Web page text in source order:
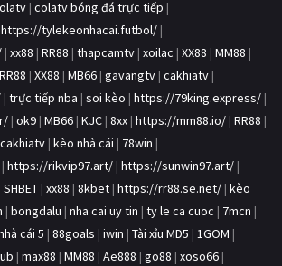
| colatv bóng đá trực tiếp |
https://tylekeonhacai.futbol/ |
| xx88 | RR88 | thapcamtv | xoilac | XX88 | MM88 |
RR88 | XX88 | MB66 | gavangtv | cakhiatv |
| trực tiếp nba | soi kèo | https://79king.express/ |
| ok9 | MB66 | KJC | 8xx | https://mm88.io/ | RR88 |
cakhiatv | kèo nhà cái | 78win |
| https://rikvip97.art/ | https://sunwin97.art/ |
SHBET | xx88 | 8kbet | https://rr88.se.net/ | kèo
| bongdalu | nha cai uy tin | ty le ca cuoc | 7mcn |
cái 5 | 88goals | iwin | Tài xỉu MD5 | 1GOM |
| max88 | MM88 | Ae888 | go88 | xoso66 |